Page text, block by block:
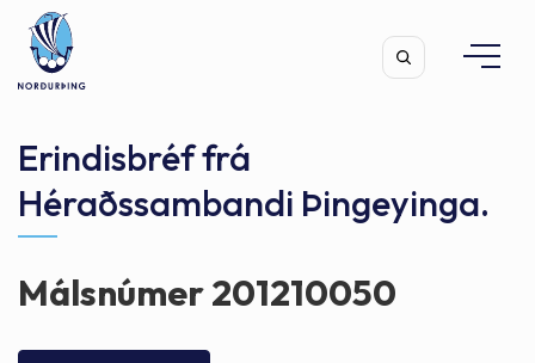
Leita
Erindisbréf frá
Héraðssambandi Þingeyinga.
Málsnúmer 201210050